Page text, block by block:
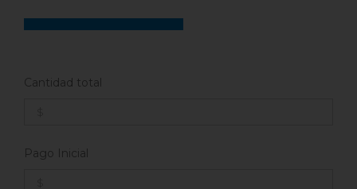
Cantidad total
Pago Inicial